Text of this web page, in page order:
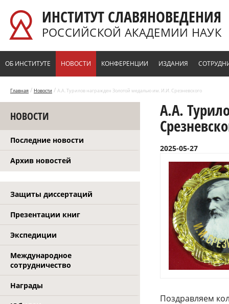
ИНСТИТУТ СЛАВЯНОВЕДЕНИЯ
РОССИЙСКОЙ АКАДЕМИИ НАУК
ОБ ИНСТИТУТЕ НОВОСТИ КОНФЕРЕНЦИИ ИЗДАНИЯ
Главная / Новости / А.А. Турилов награжден Золотой медалью им. И.И. Срезневского
НОВОСТИ
Последние новости
Архив новостей
Защиты диссертаций
Презентации книг
Экспедиции
Международное
сотрудничество
Награды
А.А.
2025-05-27
Поздравляем